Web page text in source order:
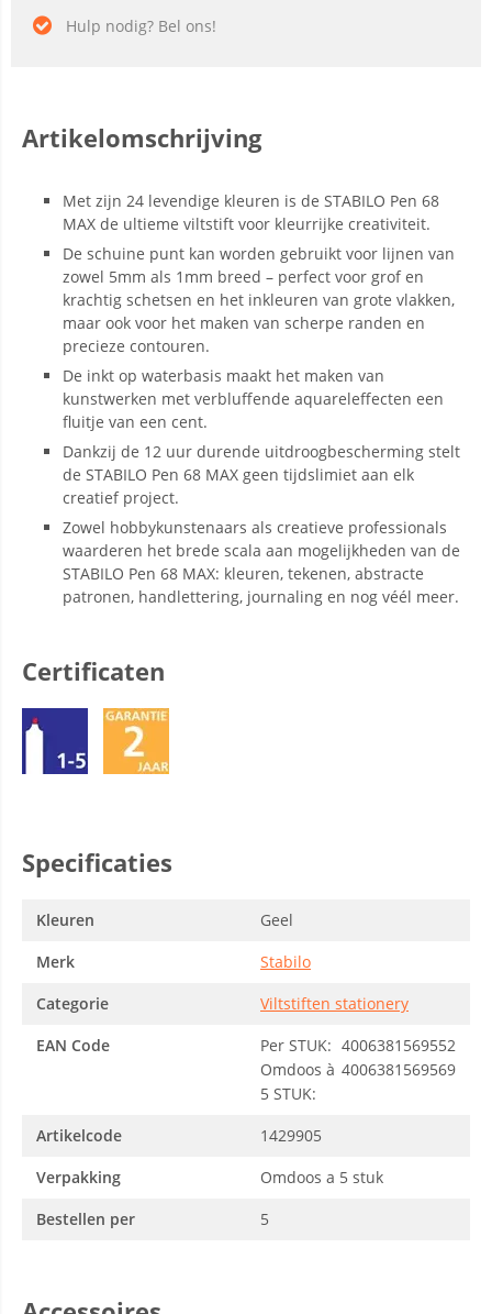
Hulp nodig? Bel ons!
Artikelomschrijving
Met zijn 24 levendige kleuren is de STABILO Pen 68
MAX de ultieme viltstift voor kleurrijke creativiteit.
De schuine punt kan worden gebruikt voor lijnen van
zowel 5mm als 1mm breed – perfect voor grof en
krachtig schetsen en het inkleuren van grote vlakken,
maar ook voor het maken van scherpe randen en
precieze contouren.
De inkt op waterbasis maakt het maken van
kunstwerken met verbluffende aquareleffecten een
fluitje van een cent.
Dankzij de 12 uur durende uitdroogbescherming stelt
de STABILO Pen 68 MAX geen tijdslimiet aan elk
creatief project.
Zowel hobbykunstenaars als creatieve professionals
waarderen het brede scala aan mogelijkheden van de
STABILO Pen 68 MAX: kleuren, tekenen, abstracte
patronen, handlettering, journaling en nog véél meer.
Certificaten
Specificaties
Kleuren
Geel
Merk
Stabilo
Categorie
Viltstiften stationery
EAN Code
Per STUK: 4006381569552
Omdoos à
5 STUK:
4006381569569
Artikelcode
1429905
Verpakking
Omdoos a 5 stuk
Bestellen per
5